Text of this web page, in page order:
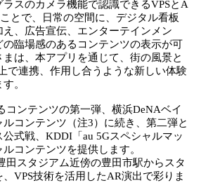
ラスのカメラ機能で認識できるVPSとA
とで、日常の空間に、デジタル看板
、広告宣伝、エンターテインメン
の臨場感のあるコンテンツの表示が可
は、本アプリを通じて、街の風景と
で連携、作用し合うような新しい体験
。
ンテンツの第一弾、横浜DeNAベイ
コンテンツ（注3）に続き、第二弾と
公式戦、KDDI「au 5Gスペシャルマッ
コンテンツを提供します。
スタジアム近傍の豊田市駅からスタ
VPS技術を活用したAR演出で彩りま